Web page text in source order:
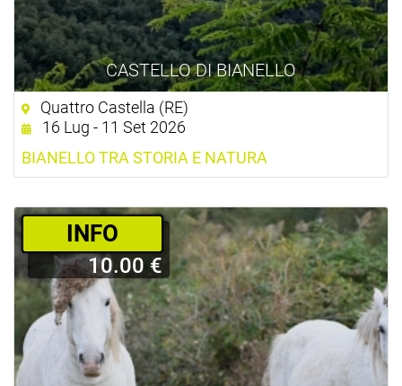
CASTELLO DI BIANELLO
Quattro Castella (RE)
16 Lug - 11 Set 2026
BIANELLO TRA STORIA E NATURA
­INFO
10.00 €